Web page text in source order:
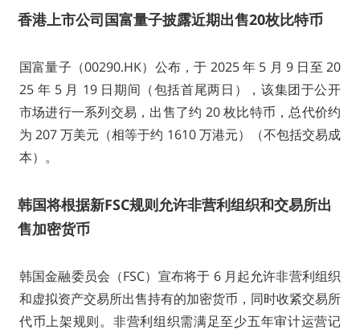
香港上市公司国富量子披露近期出售20枚比特币
国富量子（00290.HK）公布，于 2025 年 5 月 9 日至 20
25 年 5 月 19 日期间（包括首尾两日），该集团于公开
市场进行一系列交易，出售了约 20 枚比特币，总代价约
为 207 万美元（相等于约 1610 万港元）（不包括交易成
本）。
韩国将根据新FSC规则允许非营利组织和交易所出
售加密货币
韩国金融委员会（FSC）宣布将于 6 月起允许非营利组织
和虚拟资产交易所出售持有的加密货币，同时收紧交易所
代币上架规则。非营利组织需满足至少五年审计运营记